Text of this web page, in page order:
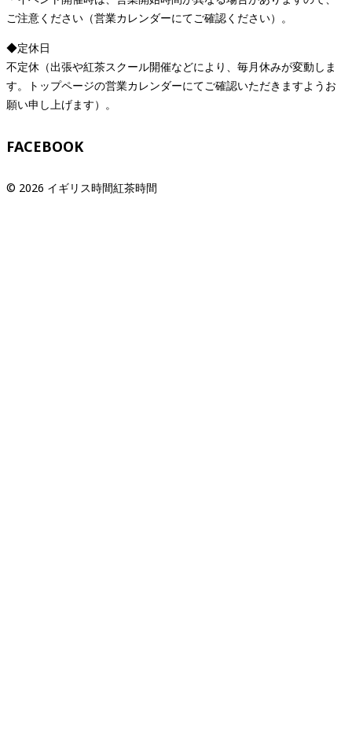
ご注意ください（営業カレンダーにてご確認ください）。
◆定休日
不定休（出張や紅茶スクール開催などにより、毎月休みが変動しま
す。トップページの営業カレンダーにてご確認いただきますようお
願い申し上げます）。
FACEBOOK
© 2026 イギリス時間紅茶時間